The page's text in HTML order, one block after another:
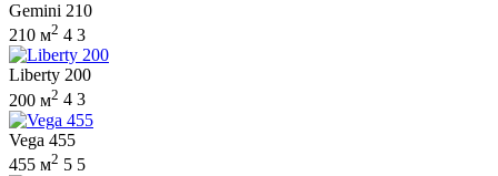
Gemini 210
210 м2 4 3
Liberty 200
200 м2 4 3
Vega 455
455 м2 5 5